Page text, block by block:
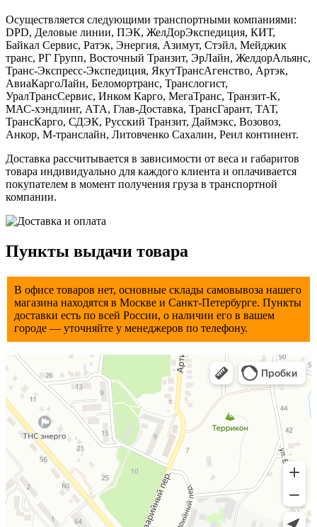
Осуществляется следующими транспортными компаниями:
DPD, Деловые линии, ПЭК, ЖелДорЭкспедиция, КИТ,
Байкал Сервис, Ратэк, Энергия, Азимут, Стэйл, Мейджик
транс, РГ Групп, Восточный Транзит, ЭрЛайн, ЖелдорАльянс,
Транс-Экспресс-Экспедиция, ЯкутТрансАгенство, Артэк,
АвиаКаргоЛайн, Беломортранс, Транслогист,
УралТрансСервис, Инком Карго, МегаТранс, Транзит-К,
МАС-хэндлинг, АТА, Глав-Доставка, ТрансГарант, ТАТ,
ТрансКарго, СДЭК, Русский Транзит, Даймэкс, Возовоз,
Анкор, М-транслайн, Литовченко Сахалин, Реил континент.
Доставка рассчитывается в зависимости от веса и габаритов
товара индивидуально для каждого клиента и оплачивается
покупателем в момент получения груза в транспортной
компании.
Пункты выдачи товара
В офисе товаров нет, основные склады самовывоза нашего
магазина находятся в Мocкве и Санкт-Петербурге. Пункты
доставки есть по всей России, о наличии его в вашем
городе — уточняйте у менеджеров по телефону.